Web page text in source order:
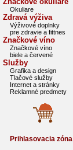
Okuliare
Zdravá výživa
Výživové doplnky
pre zdravie a fittnes
Značkové víno
Značkové víno
biele a červené
Služby
Grafika a design
Tlačové služby
Internet a stránky
Reklamné predmety
Prihlasovacia zóna